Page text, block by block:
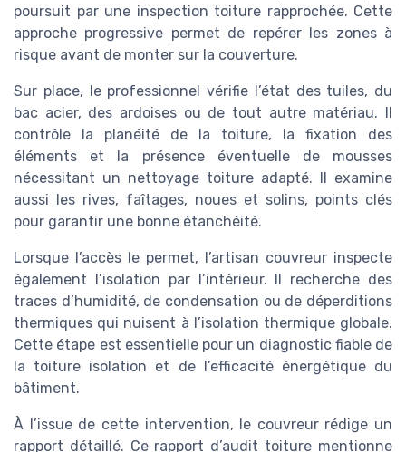
poursuit par une inspection toiture rapprochée. Cette
approche progressive permet de repérer les zones à
risque avant de monter sur la couverture.
Sur place, le professionnel vérifie l’état des tuiles, du
bac acier, des ardoises ou de tout autre matériau. Il
contrôle la planéité de la toiture, la fixation des
éléments et la présence éventuelle de mousses
nécessitant un nettoyage toiture adapté. Il examine
aussi les rives, faîtages, noues et solins, points clés
pour garantir une bonne étanchéité.
Lorsque l’accès le permet, l’artisan couvreur inspecte
également l’isolation par l’intérieur. Il recherche des
traces d’humidité, de condensation ou de déperditions
thermiques qui nuisent à l’isolation thermique globale.
Cette étape est essentielle pour un diagnostic fiable de
la toiture isolation et de l’efficacité énergétique du
bâtiment.
À l’issue de cette intervention, le couvreur rédige un
rapport détaillé. Ce rapport d’audit toiture mentionne